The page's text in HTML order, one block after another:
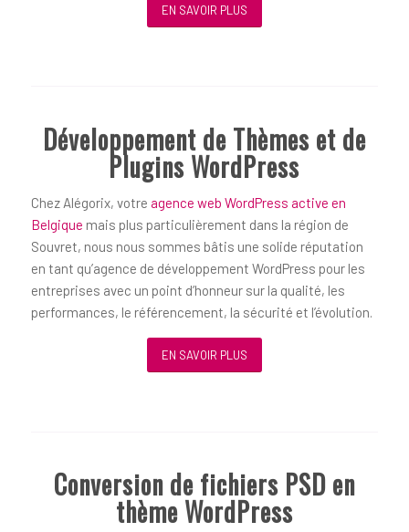
EN SAVOIR PLUS
Développement de Thèmes et de
Plugins WordPress
Chez Alégorix, votre agence web WordPress active en
Belgique mais plus particulièrement dans la région de
Souvret, nous nous sommes bâtis une solide réputation
en tant qu’agence de développement WordPress pour les
entreprises avec un point d’honneur sur la qualité, les
performances, le référencement, la sécurité et l’évolution.
EN SAVOIR PLUS
Conversion de fichiers PSD en
thème WordPress